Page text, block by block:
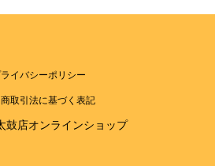
イバシーポリシー
取引法に基づく表記
鼓店オンラインショップ